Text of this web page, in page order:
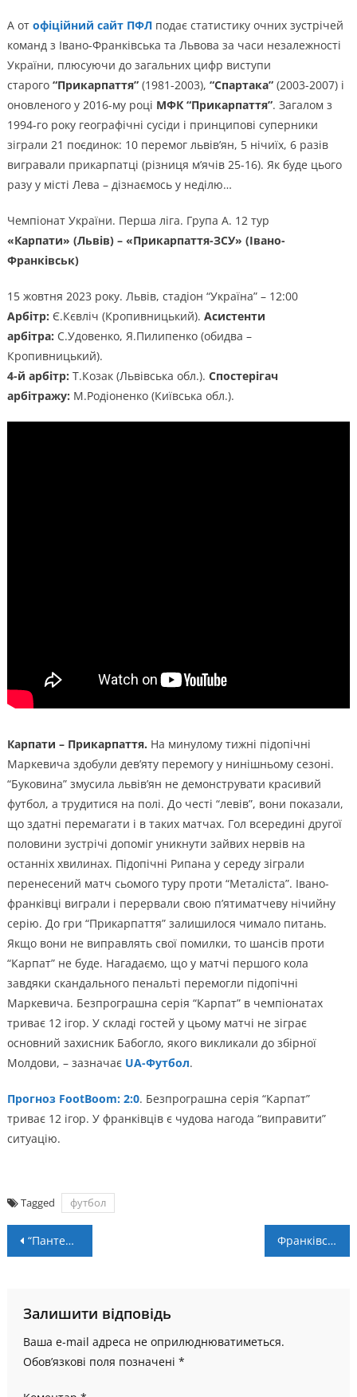
А от офіційний сайт ПФЛподає статистику очних зустрічей
команд з Івано-Франківська та Львова за часи незалежності
України, плюсуючи до загальних цифр виступи
старого “Прикарпаття”(1981-2003), “Спартака”(2003-2007) і
оновленого у 2016-му році МФК “Прикарпаття”. Загалом з
1994-го року географічні сусіди і принципові суперники
зіграли 21 поєдинок: 10 перемог львів’ян, 5 нічиїх, 6 разів
вигравали прикарпатці (різниця м’ячів 25-16). Як буде цього
разу у місті Лева – дізнаємось у неділю…
Чемпіонат України. Перша ліга. Група А. 12 тур
«Карпати» (Львів) – «Прикарпаття-ЗСУ» (Івано-
Франківськ)
15 жовтня 2023 року. Львів, стадіон “Україна” – 12:00
Арбітр: Є.Кєвліч (Кропивницький). Асистенти
арбітра: С.Удовенко, Я.Пилипенко (обидва –
Кропивницький).
4-й арбітр: Т.Козак (Львівська обл.). Спостерігач
арбітражу: М.Родіоненко (Київська обл.).
Карпати – Прикарпаття. На минулому тижні підопічні
Маркевича здобули дев’яту перемогу у нинішньому сезоні.
“Буковина” змусила львів’ян не демонструвати красивий
футбол, а трудитися на полі. До честі “левів”, вони показали,
що здатні перемагати і в таких матчах. Гол всередині другої
половини зустрічі допоміг уникнути зайвих нервів на
останніх хвилинах. Підопічні Рипана у середу зіграли
перенесений матч сьомого туру проти “Металіста”. Івано-
франківці виграли і перервали свою п’ятиматчеву нічийну
серію. До гри “Прикарпаття” залишилося чимало питань.
Якщо вони не виправлять свої помилки, то шансів проти
“Карпат” не буде. Нагадаємо, що у матчі першого кола
завдяки скандального пенальті перемогли підопічні
Маркевича. Безпрограшна серія “Карпат” в чемпіонатах
триває 12 ігор. У складі гостей у цьому матчі не зіграє
основний захисник Бабогло, якого викликали до збірної
Молдови, – зазначає UA-Футбол.
Прогноз FootBoom: 2:0. Безпрограшна серія “Карпат”
триває 12 ігор. У франківців є чудова нагода “виправити”
ситуацію.
Tagged футбол
Навігація
“Пантери” стартують перемогою Франківські баскетболістки вдруге перемогли киянок
Залишити відповідь
Ваша e-mail адреса не оприлюднюватиметься.
Обов’язкові поля позначені *